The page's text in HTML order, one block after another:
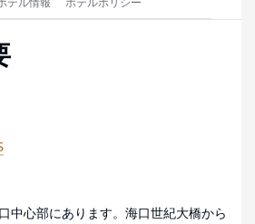
中心部にあります。海口世紀大橋から